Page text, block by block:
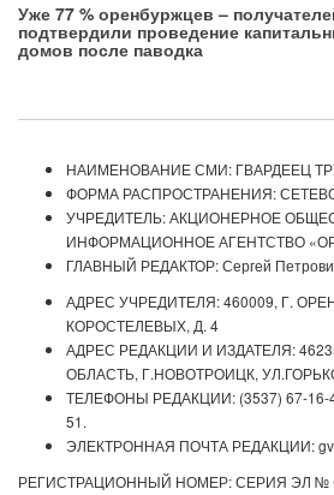
Уже 77 % оренбуржцев –
подтвердили проведение
домов после паводка
НАИМЕНОВАНИЕ СМИ: ГВАРДЕЕЦ
ФОРМА РАСПРОСТРАНЕНИЯ:
УЧРЕДИТЕЛЬ: АКЦИОНЕРНОЕ
ИНФОРМАЦИОННОЕ АГЕНТСТВО
ГЛАВНЫЙ РЕДАКТОР: Сергей
АДРЕС УЧРЕДИТЕЛЯ: 460009, Г.
КОРОСТЕЛЕВЫХ, Д. 4
АДРЕС РЕДАКЦИИ И ИЗДАТЕЛЯ:
ОБЛАСТЬ, Г.НОВОТРОИЦК,
ТЕЛЕФОНЫ РЕДАКЦИИ: (3537) 67-16-
51.
ЭЛЕКТРОННАЯ ПОЧТА РЕДАКЦИИ:
РЕГИСТРАЦИОННЫЙ НОМЕР: СЕРИЯ ЭЛ №